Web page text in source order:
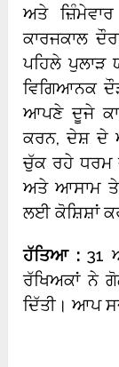
ਅਤੇ
ਕਾਰਜਕਾਲ
ਪਹਿਲੇ ਪੁਲਾੜ
ਵਿਗਿਆਨਕ
ਆਪਣੇ ਦੂਜੇ
ਕਰਨ, ਦੇਸ਼ ਦੇ
ਚੁੱਕ ਰਹੇ ਧਰਮ
ਅਤੇ ਆਸਾਮ ਤੇ
ਲਈ ਕੋਸ਼ਿਸ਼ਾਂ
ਹੱਤਿਆ :31
ਰੱਖਿਅਕਾਂ ਨੇ
ਦਿੱਤੀ। ਆਪ